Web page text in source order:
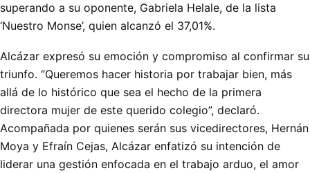
superando a su oponente, Gabriela Helale, de la lista
‘Nuestro Monse’, quien alcanzó el 37,01%.
Alcázar expresó su emoción y compromiso al confirmar su
triunfo. “Queremos hacer historia por trabajar bien, más
allá de lo histórico que sea el hecho de la primera
directora mujer de este querido colegio”, declaró.
Acompañada por quienes serán sus vicedirectores, Hernán
Moya y Efraín Cejas, Alcázar enfatizó su intención de
liderar una gestión enfocada en el trabajo arduo, el amor